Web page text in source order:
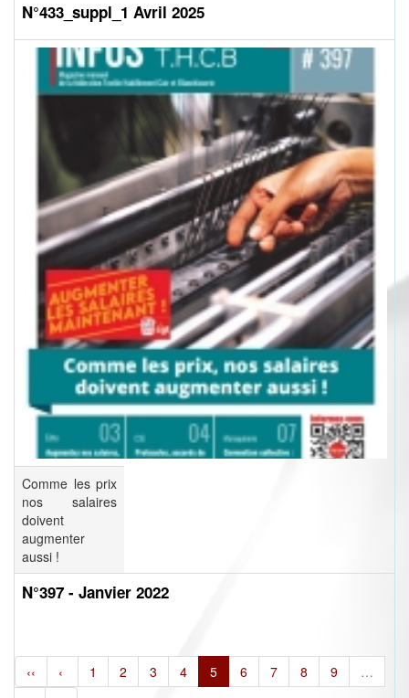
N°433_suppl_1 Avril 2025
Comme les prix
nos salaires
doivent
augmenter
aussi !
N°397 - Janvier 2022
‹‹ ‹ 1 2 3 4 5 6 7 8 9
…